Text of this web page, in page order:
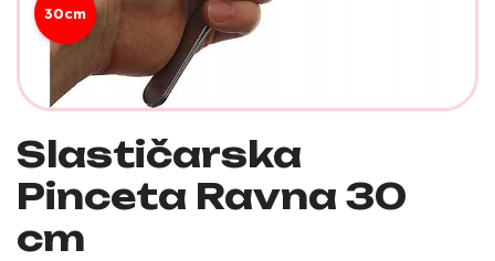
30cm
Slastičarska
Pinceta Ravna 30
cm